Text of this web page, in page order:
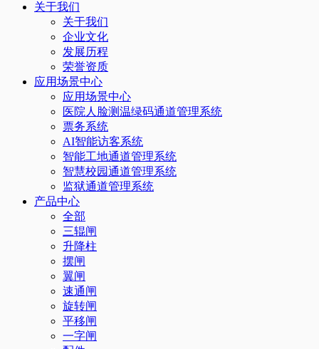
关于我们
关于我们
企业文化
发展历程
荣誉资质
应用场景中心
应用场景中心
医院人脸测温绿码通道管理系统
票务系统
AI智能访客系统
智能工地通道管理系统
智慧校园通道管理系统
监狱通道管理系统
产品中心
全部
三辊闸
升降柱
摆闸
翼闸
速通闸
旋转闸
平移闸
一字闸